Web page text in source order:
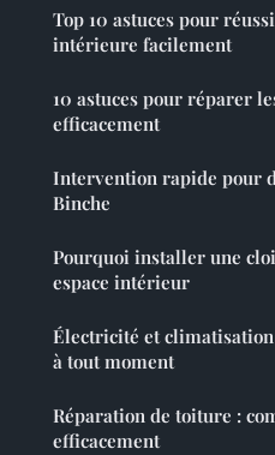
Top 10 astuces pour
intérieure facilement
10 astuces pour réparer
efficacement
Intervention rapide pour
Binche
Pourquoi installer une
espace intérieur
Électricité et
à tout moment
Réparation de toiture :
efficacement